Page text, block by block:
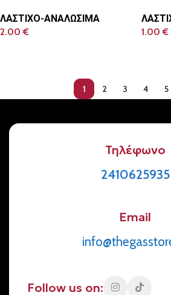
ΛΑΣΤΙΧΟ-ΑΝΑΛΩΣΙΜΑ
2.00€
1.00€
1 2 3 4 5
Τηλέφωνο
2410625935
Email
Follow us on: